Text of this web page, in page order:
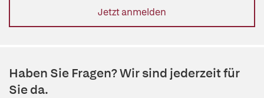
Jetzt anmelden
Haben Sie Fragen? Wir sind jederzeit für
Sie da.